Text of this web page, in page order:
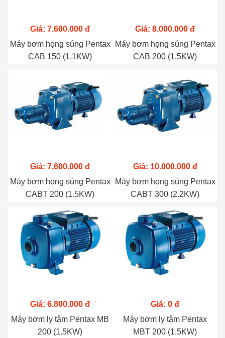
Giá: 7.600.000 đ
Máy bơm họng súng Pentax
CAB 150 (1.1KW)
Giá: 8.000.000 đ
Máy bơm họng súng Pentax
CAB 200 (1.5KW)
Giá: 7.600.000 đ
Máy bơm họng súng Pentax
CABT 200 (1.5KW)
Giá: 10.000.000 đ
Máy bơm họng súng Pentax
CABT 300 (2.2KW)
Giá: 6.800.000 đ
Máy bơm ly tâm Pentax MB
200 (1.5KW)
Giá: 0 đ
Máy bơm ly tâm Pentax
MBT 200 (1.5KW)